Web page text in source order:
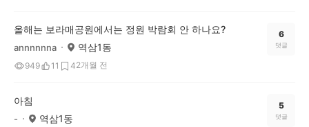
올해는 보라매공원에서는 정원 박람회 안 하나요?
annnnnna 역삼1동
949 11 42개월 전
6
댓글
아침
- 역삼1동
5
댓글